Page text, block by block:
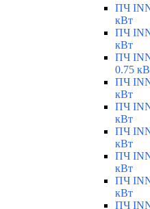
ПЧ
кВт
ПЧ
кВт
ПЧ
0.75
ПЧ
кВт
ПЧ
кВт
ПЧ
кВт
ПЧ
кВт
ПЧ
кВт
ПЧ